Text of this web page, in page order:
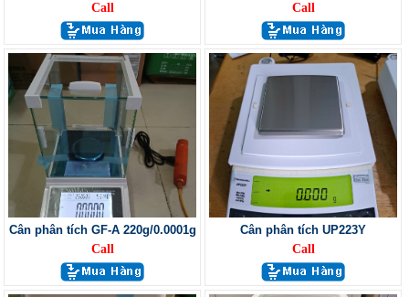
Call
Call
Cân phân tích GF-A 220g/0.0001g
Call
Cân phân tích UP223Y
Call